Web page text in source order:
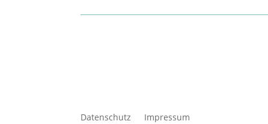
Datenschutz Impressum